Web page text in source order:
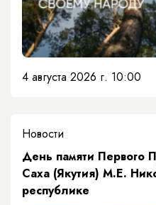
4 августа 2026 г. 10:00
Новости
​День памяти Первого
Саха (Якутия) М.Е.
республике